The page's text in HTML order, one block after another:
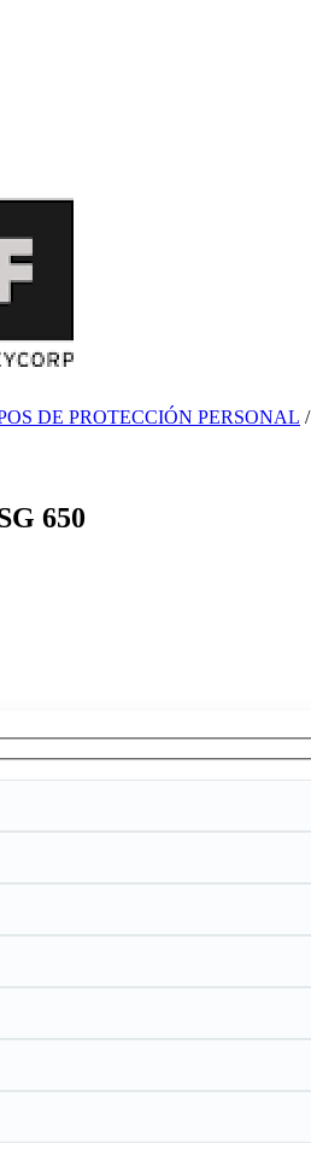
DE PROTECCIÓN PERSONAL /
650